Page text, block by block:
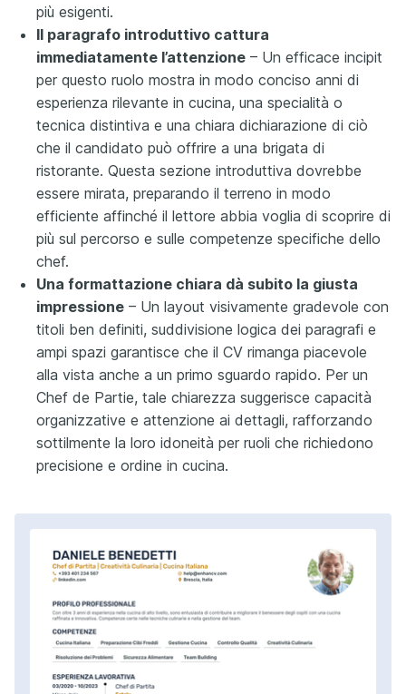
più esigenti.
Il paragrafo introduttivo cattura
immediatamente l’attenzione – Un efficace incipit
per questo ruolo mostra in modo conciso anni di
esperienza rilevante in cucina, una specialità o
tecnica distintiva e una chiara dichiarazione di ciò
che il candidato può offrire a una brigata di
ristorante. Questa sezione introduttiva dovrebbe
essere mirata, preparando il terreno in modo
efficiente affinché il lettore abbia voglia di scoprire di
più sul percorso e sulle competenze specifiche dello
chef.
Una formattazione chiara dà subito la giusta
impressione – Un layout visivamente gradevole con
titoli ben definiti, suddivisione logica dei paragrafi e
ampi spazi garantisce che il CV rimanga piacevole
alla vista anche a un primo sguardo rapido. Per un
Chef de Partie, tale chiarezza suggerisce capacità
organizzative e attenzione ai dettagli, rafforzando
sottilmente la loro idoneità per ruoli che richiedono
precisione e ordine in cucina.